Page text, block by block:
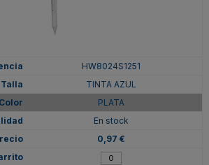
HW8024S1251
TINTA AZUL
PLATA
En stock
0,97 €